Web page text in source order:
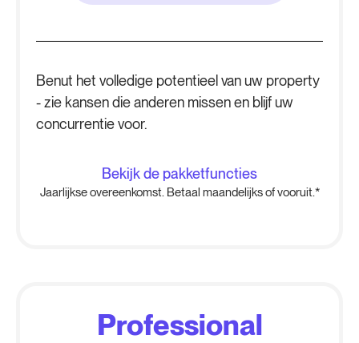
Benut het volledige potentieel van uw property
- zie kansen die anderen missen en blijf uw
concurrentie voor.
Bekijk de pakketfuncties
Jaarlijkse overeenkomst. Betaal maandelijks of vooruit.*
Professional